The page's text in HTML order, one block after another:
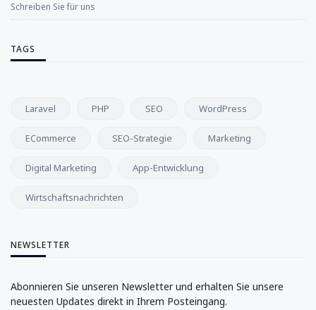
Schreiben Sie für uns
TAGS
Laravel PHP SEO WordPress
ECommerce SEO-Strategie Marketing
Digital Marketing App-Entwicklung
Wirtschaftsnachrichten
NEWSLETTER
Abonnieren Sie unseren Newsletter und erhalten Sie unsere
neuesten Updates direkt in Ihrem Posteingang.